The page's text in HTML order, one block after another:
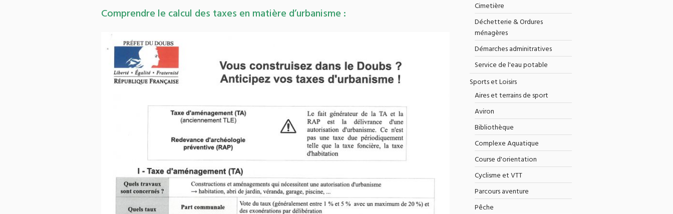
Comprendre le calcul des taxes en matière d’urbanisme :
Cimetière
Déchetterie & Ordures
ménagères
Démarches adminitratives
Service de l'eau potable
Sports et Loisirs
Aires et terrains de sport
Aviron
Bibliothèque
Complexe Aquatique
Course d'orientation
Cyclisme et VTT
Parcours aventure
Pêche